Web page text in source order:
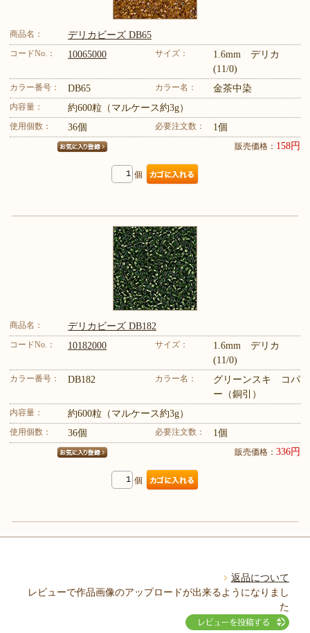
商品名： デリカビーズ DB65
コードNo.： 10065000 サイズ：
1.6mm デリカ
(11/0)
カラー番号： DB65 カラー名： 金茶中染
内容量： 約600粒（マルケース約3g）
使用個数： 36個 必要注文数： 1個
販売価格： 158円
個
商品名： デリカビーズ DB182
コードNo.： 10182000 サイズ：
1.6mm デリカ
(11/0)
カラー番号： DB182 カラー名：
グリーンスキ コパ
ー（銅引）
内容量： 約600粒（マルケース約3g）
使用個数： 36個 必要注文数： 1個
販売価格： 336円
個
返品について
レビューで作品画像のアップロードが出来るようになりまし
た